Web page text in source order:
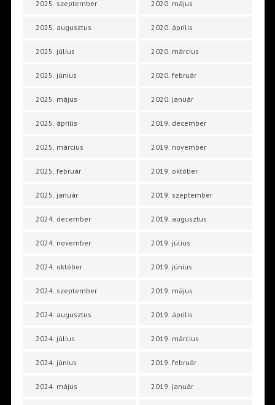
2025. szeptember
2025. augusztus
2025. július
2025. június
2025. május
2025. április
2025. március
2025. február
2025. január
2024. december
2024. november
2024. október
2024. szeptember
2024. augusztus
2024. július
2024. június
2024. május
2020. május
2020. április
2020. március
2020. február
2020. január
2019. december
2019. november
2019. október
2019. szeptember
2019. augusztus
2019. július
2019. június
2019. május
2019. április
2019. március
2019. február
2019. január